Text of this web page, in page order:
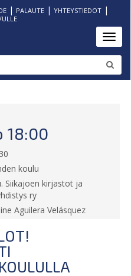
| PALAUTE| YHTEYSTIEDOT|
18:00
koulu
Siikajoen kirjastot ja
ry
Aguilera Velásquez